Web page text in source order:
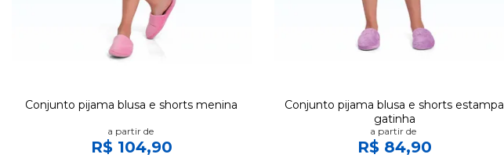
Conjunto pijama blusa e shorts menina
a partir de
R$ 104,90
Conjunto pijama blusa e shorts estampa
gatinha
a partir de
R$ 84,90